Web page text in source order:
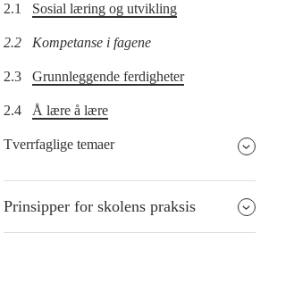
2.1 Sosial læring og utvikling
2.2 Kompetanse i fagene
2.3 Grunnleggende ferdigheter
2.4 Å lære å lære
Tverrfaglige temaer
Prinsipper for skolens praksis